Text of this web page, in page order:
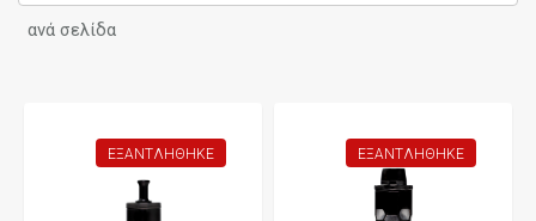
ανά σελίδα
ΕΞΑΝΤΛΉΘΗΚΕ ΕΞΑΝΤΛΉΘΗΚΕ